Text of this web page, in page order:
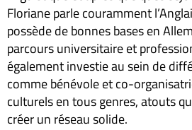
Floriane parle couramment
possède de bonnes bases en
parcours universitaire et
également investie au sein de
comme bénévole et co-
culturels en tous genres, atouts
créer un réseau solide.